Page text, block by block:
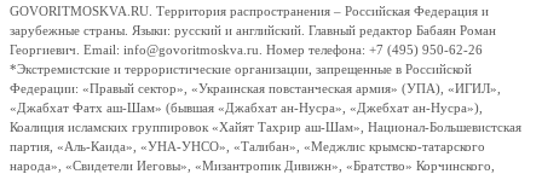
GOVORITMOSKVA.RU. Территория распространения – Российская Федерация и
зарубежные страны. Языки: русский и английский. Главный редактор Бабаян Роман
Георгиевич. Email: info@govoritmoskva.ru. Номер телефона: +7 (495) 950-62-26
*Экстремистские и террористические организации, запрещенные в Российской
Федерации: «Правый сектор», «Украинская повстанческая армия» (УПА), «ИГИЛ»,
«Джабхат Фатх аш-Шам» (бывшая «Джабхат ан-Нусра», «Джебхат ан-Нусра»),
Коалиция исламских группировок «Хайят Тахрир аш-Шам», Национал-Большевистская
партия, «Аль-Каида», «УНА-УНСО», «Талибан», «Меджлис крымско-татарского
народа», «Свидетели Иеговы», «Мизантропик Дивижн», «Братство» Корчинского,